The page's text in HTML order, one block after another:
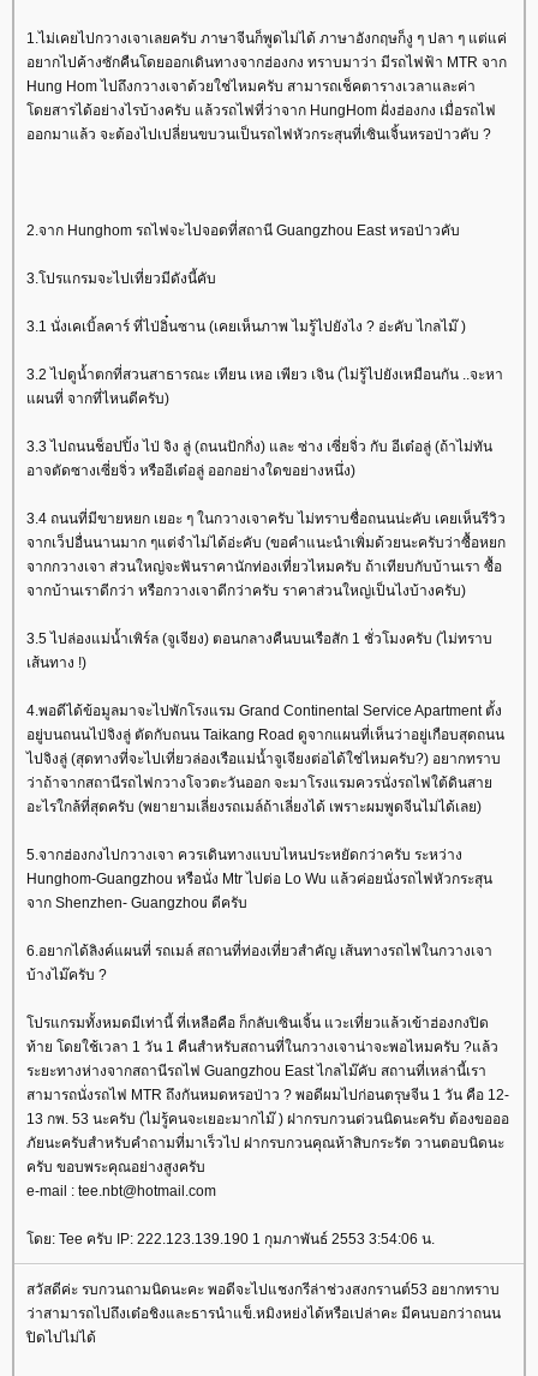
1.ไม่เคยไปกวางเจาเลยครับ ภาษาจีนก็พูดไม่ได้ ภาษาอังกฤษก็งู ๆ ปลา ๆ แต่แค่
อยากไปค้างซักคืนโดยออกเดินทางจากฮ่องกง ทราบมาว่า มีรถไฟฟ้า MTR จาก
Hung Hom ไปถึงกวางเจาด้วยใช่ไหมครับ สามารถเช็คตารางเวลาและค่า
ดยสารได้อย่างไรบ้างครับ แล้วรถไฟที่ว่าจาก HungHom ฝั่งฮ่องกง เมื่อรถไฟ
ออกมาแล้ว จะต้องไปเปลี่ยนขบวนเป็นรถไฟหัวกระสุนที่เซินเจิ้นหรอป่าวคับ ?
2.จาก Hunghom รถไฟจะไปจอดที่สถานี Guangzhou East หรอป่าวคับ
3.โปรแกรมจะไปเที่ยวมีดังนี้คับ
3.1 นั่งเคเบิ้ลคาร์ ที่ไป่อิ๋นซาน (เคยเห็นภาพ ไมรู้ไปยังไง ? อ่ะคับ ไกลไม๊ )
3.2 ไปดูน้ำตกที่สวนสาธารณะ เทียน เหอ เพียว เจิน (ไม่รู้ไปยังเหมือนกัน ..จะหา
ผนที่ จากที่ไหนดีครับ)
3.3 ไปถนนช็อปปิ้ง ไป่ จิง ลู่ (ถนนปักกิ่ง) และ ซ่าง เซี่ยจิ่ว กับ อีเต๋อลู่ (ถ้าไม่ทัน
อาจตัดซางเซี่ยจิ่ว หรืออีเต๋อลู่ ออกอย่างใดขอย่างหนึ่ง)
3.4 ถนนที่มีขายหยก เยอะ ๆ ในกวางเจาครับ ไม่ทราบชื่อถนนน่ะคับ เคยเห็นรีวิว
จากเว็ปอื่นนานมาก ๆแต่จำไม่ได้อ่ะคับ (ขอคำแนะนำเพิ่มด้วยนะครับว่าซื้อหยก
จากกวางเจา ส่วนใหญ่จะฟันราคานักท่องเที่ยวไหมครับ ถ้าเทียบกับบ้านเรา ซื้อ
จากบ้านเราดีกว่า หรือกวางเจาดีกว่าครับ ราคาส่วนใหญ่เป็นไงบ้างครับ)
3.5 ไปล่องแม่น้ำเพิร์ล (จูเจียง) ตอนกลางคืนบนเรือสัก 1 ชั่วโมงครับ (ไม่ทราบ
เส้นทาง !)
4.พอดีได้ข้อมูลมาจะไปพักโรงแรม Grand Continental Service Apartment ตั้ง
อยู่บนถนนไป่จิงลู่ ตัดกับถนน Taikang Road ดูจากแผนที่เห็นว่าอยู่เกือบสุดถนน
ไปจิงลู่ (สุดทางที่จะไปเที่ยวล่องเรือแม่น้ำจูเจียงต่อได้ใช่ไหมครับ?) อยากทราบ
ว่าถ้าจากสถานีรถไฟกวางโจวตะวันออก จะมาโรงแรมควรนั่งรถไฟใต้ดินสา
อะไรใกล้ที่สุดครับ (พยายามเลี่ยงรถเมล์ถ้าเลี่ยงได้ เพราะผมพูดจีนไม่ได้เลย)
5.จากฮ่องกงไปกวางเจา ควรเดินทางแบบไหนประหยัดกว่าครับ ระหว่าง
Hunghom-Guangzhou หรือนั่ง Mtr ไปต่อ Lo Wu แล้วค่อยนั่งรถไฟหัวกระสุน
จาก Shenzhen- Guangzhou ดีครับ
6.อยากได้ลิงค์แผนที่ รถเมล์ สถานที่ท่องเที่ยวสำคัญ เส้นทางรถไฟในกวางเจา
บ้างไม๊ครับ ?
ปรแกรมทั้งหมดมีเท่านี้ ที่เหลือคือ ก็กลับเซินเจิ้น แวะเที่ยวแล้วเข้าฮ่องกงปิด
ท้าย โดยใช้เวลา 1 วัน 1 คืนสำหรับสถานที่ในกวางเจาน่าจะพอไหมครับ ?แล้ว
ระยะทางห่างจากสถานีรถไฟ Guangzhou East ไกลไม๊คับ สถานที่เหล่านี้เรา
สามารถนั่งรถไฟ MTR ถึงกันหมดหรอป่าว ? พอดีผมไปก่อนตรุษจีน 1 วัน คือ 12-
13 กพ. 53 นะครับ (ไม่รู้คนจะเยอะมากไม๊ ) ฝากรบกวนด่วนนิดนะครับ ต้องขอออ
ภัยนะครับสำหรับคำถามที่มาเร็วไป ฝากรบกวนคุณห้าสิบกระรัต วานตอบนิดนะ
ครับ ขอบพระคุณอย่างสูงครับ
e-mail : tee.nbt@hotmail.com
ดย: Tee ครับ IP: 222.123.139.190 1 กุมภาพันธ์ 2553 3:54:06 น.
สวัสดีค่ะ รบกวนถามนิดนะคะ พอดีจะไปแชงกรีล่าช่วงสงกรานต์53 อยากทราบ
ว่าสามารถไปถึงเต๋อชิงและธารนำแข็.หมิงหย่งได้หรือเปล่าคะ มีคนบอกว่าถนน
ปิดไปไม่ได้